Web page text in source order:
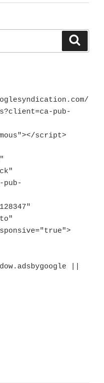
pub-